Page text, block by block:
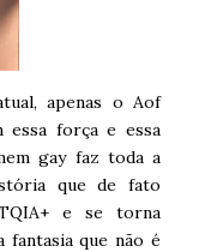
apenas o Aof
essa força e essa
gay faz toda a
que de fato
e se torna
fantasia que não é